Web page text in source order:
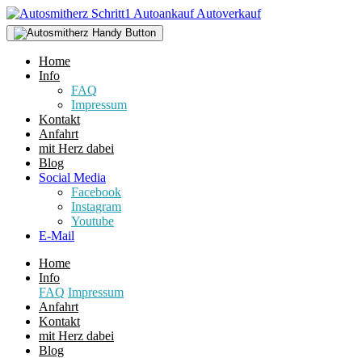
Home
Info
FAQ
Impressum
Kontakt
Anfahrt
mit Herz dabei
Blog
Social Media
Facebook
Instagram
Youtube
E-Mail
Home
Info
FAQ Impressum
Anfahrt
Kontakt
mit Herz dabei
Blog